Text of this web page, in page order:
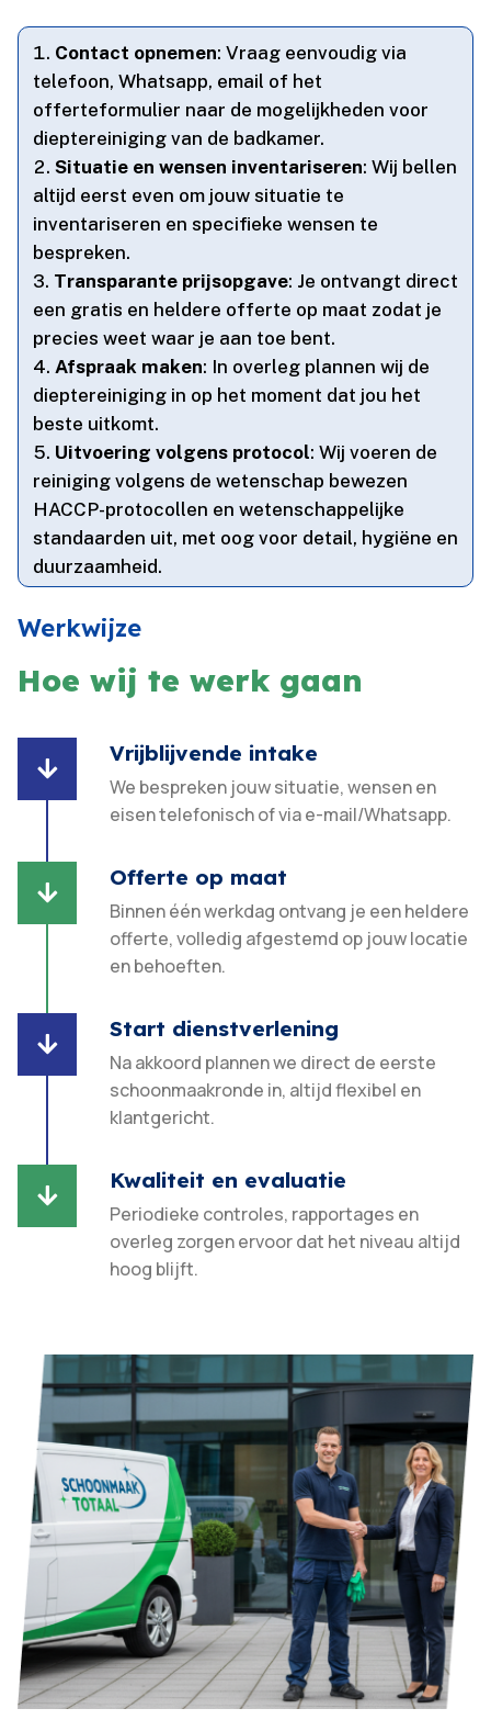
Contact opnemen: Vraag eenvoudig via
telefoon, Whatsapp, email of het
offerteformulier naar de mogelijkheden voor
dieptereiniging van de badkamer.​
Situatie en wensen inventariseren: Wij bellen
altijd eerst even om jouw situatie te
inventariseren en specifieke wensen te
bespreken.​
Transparante prijsopgave: Je ontvangt direct
een gratis en heldere offerte op maat zodat je
precies weet waar je aan toe bent.​
Afspraak maken: In overleg plannen wij de
dieptereiniging in op het moment dat jou het
beste uitkomt.​
Uitvoering volgens protocol: Wij voeren de
reiniging volgens de wetenschap bewezen
HACCP-protocollen en wetenschappelijke
standaarden uit, met oog voor detail, hygiëne en
duurzaamheid.​
Werkwijze
Hoe wij te werk gaan

Vrijblijvende intake
We bespreken jouw situatie, wensen en
eisen telefonisch of via e-mail/Whatsapp.

Offerte op maat
Binnen één werkdag ontvang je een heldere
offerte, volledig afgestemd op jouw locatie
en behoeften.​

Start dienstverlening
Na akkoord plannen we direct de eerste
schoonmaakronde in, altijd flexibel en
klantgericht.​

Kwaliteit en evaluatie
Periodieke controles, rapportages en
overleg zorgen ervoor dat het niveau altijd
hoog blijft.​